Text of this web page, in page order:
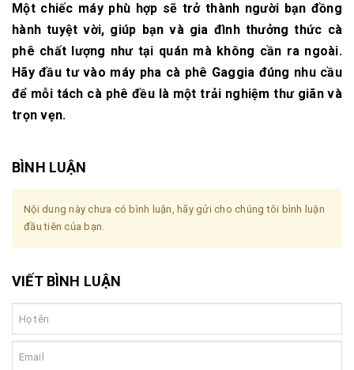
Một chiếc máy phù hợp sẽ trở thành người bạn đồng
hành tuyệt vời, giúp bạn và gia đình thưởng thức cà
phê chất lượng như tại quán mà không cần ra ngoài.
Hãy đầu tư vào máy pha cà phê Gaggia đúng nhu cầu
để mỗi tách cà phê đều là một trải nghiệm thư giãn và
trọn vẹn.
BÌNH LUẬN
Nội dung này chưa có bình luận, hãy gửi cho chúng tôi bình luận
đầu tiên của bạn.
VIẾT BÌNH LUẬN